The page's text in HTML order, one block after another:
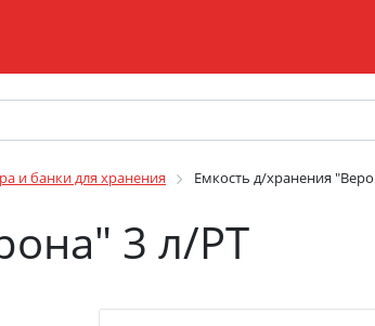
и банки для хранения Емкость д/хранения
3 л/РТ